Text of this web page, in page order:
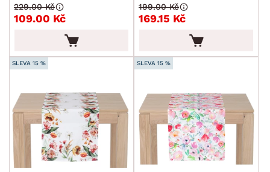
Ubrusy a běhouny
Stolování a vaření
Osvětlení
Ukládání a organizace
Drobné bytové doplňky
Vánoce
109.00 Kč
229.00 Kč
169.15 Kč
199.00 Kč
SLEVA 15 % SLEVA 15 %